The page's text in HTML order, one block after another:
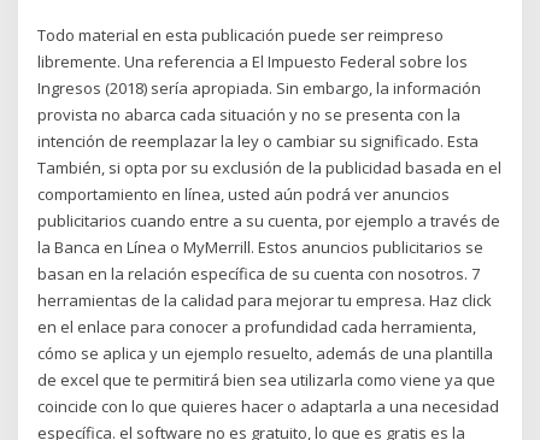
Todo material en esta publicación puede ser reimpreso
libremente. Una referencia a El Impuesto Federal sobre los
Ingresos (2018) sería apropiada. Sin embargo, la información
provista no abarca cada situación y no se presenta con la
intención de reemplazar la ley o cambiar su significado. Esta
También, si opta por su exclusión de la publicidad basada en el
comportamiento en línea, usted aún podrá ver anuncios
publicitarios cuando entre a su cuenta, por ejemplo a través de
la Banca en Línea o MyMerrill. Estos anuncios publicitarios se
basan en la relación específica de su cuenta con nosotros. 7
herramientas de la calidad para mejorar tu empresa. Haz click
en el enlace para conocer a profundidad cada herramienta,
cómo se aplica y un ejemplo resuelto, además de una plantilla
de excel que te permitirá bien sea utilizarla como viene ya que
coincide con lo que quieres hacer o adaptarla a una necesidad
específica. el software no es gratuito, lo que es gratis es la